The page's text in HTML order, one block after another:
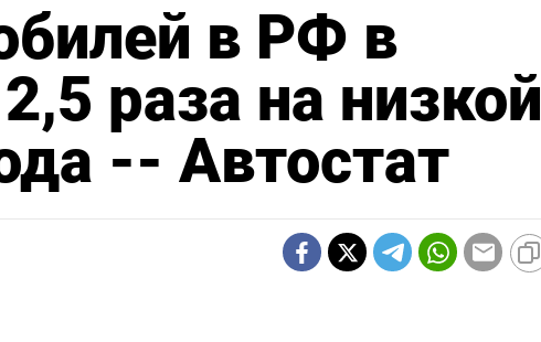
в РФ в
раза на низкой
-- Автостат